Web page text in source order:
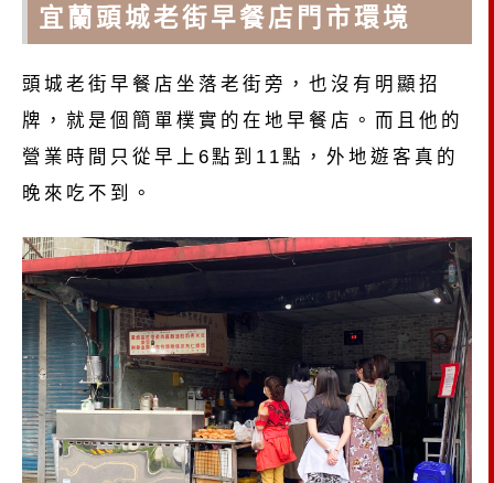
宜蘭頭城老街早餐店門市環境
頭城老街早餐店坐落老街旁，也沒有明顯招
牌，就是個簡單樸實的在地早餐店。而且他的
營業時間只從早上6點到11點，外地遊客真的
晚來吃不到。